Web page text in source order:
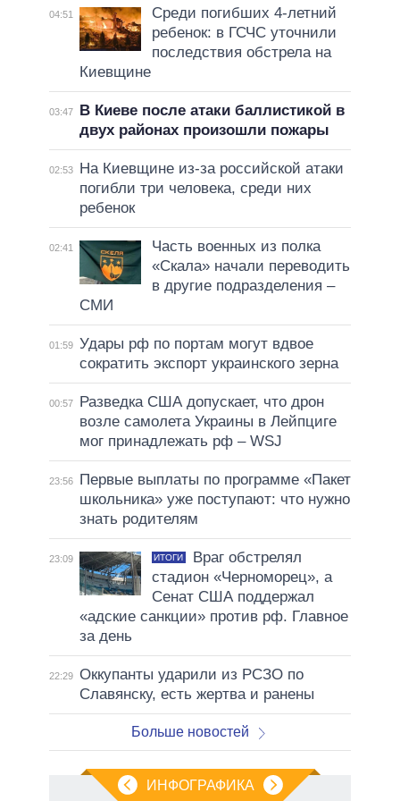
04:51
Среди погибших 4-летний
ребенок: в ГСЧС уточнили
последствия обстрела на
Киевщине
03:47
В Киеве после атаки баллистикой в
двух районах произошли пожары
02:53
На Киевщине из-за российской атаки
погибли три человека, среди них
ребенок
02:41
Часть военных из полка
«Скала» начали переводить
в другие подразделения –
СМИ
01:59 Удары рф по портам могут вдвое
сократить экспорт украинского зерна
00:57
Разведка США допускает, что дрон
возле самолета Украины в Лейпциге
мог принадлежать рф – WSJ
23:56
Первые выплаты по программе «Пакет
школьника» уже поступают: что нужно
знать родителям
23:09 ИТОГИ
Враг обстрелял
стадион «Черноморец», а
Сенат США поддержал
«адские санкции» против рф. Главное
за день
22:29 Оккупанты ударили из РСЗО по
Славянску, есть жертва и ранены
Больше новостей
ИНФОГРАФИКА